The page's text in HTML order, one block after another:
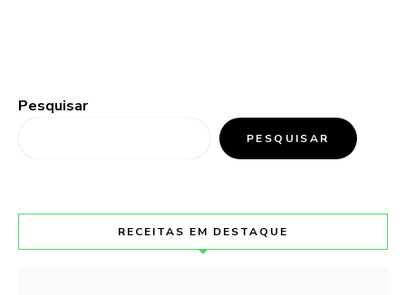
Pesquisar
PESQUISAR
RECEITAS EM DESTAQUE